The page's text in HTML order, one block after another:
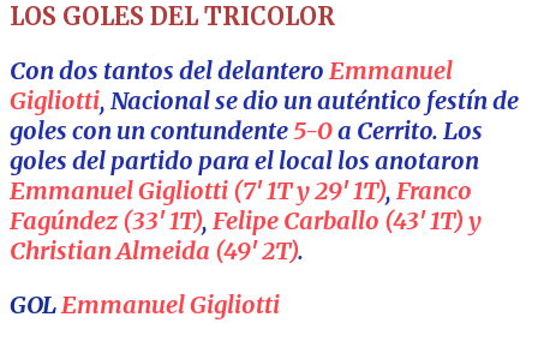
LOS GOLES DEL TRICOLOR
Con dos tantos del delantero Emmanuel
Gigliotti, Nacional se dio un auténtico festín de
goles con un contundente5-0a Cerrito. Los
goles del partido para el local los anotaron
Emmanuel Gigliotti (7′ 1T y 29′ 1T), Franco
Fagúndez (33′ 1T), Felipe Carballo (43′ 1T) y
Christian Almeida (49′ 2T).
GOLEmmanuel Gigliotti